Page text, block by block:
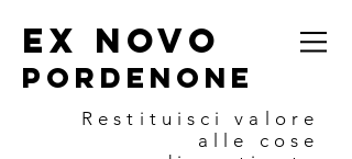
EX NOVO
POrdenone
Restituisci valore
alle cose